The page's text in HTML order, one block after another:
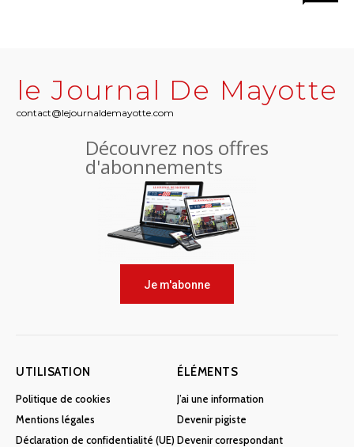
le Journal De Mayotte
contact@lejournaldemayotte.com
Découvrez nos offres
d'abonnements
Je m'abonne
UTILISATION
Politique de cookies
Mentions légales
Déclaration de confidentialité (UE)
ÉLÉMENTS
J’ai une information
Devenir pigiste
Devenir correspondant